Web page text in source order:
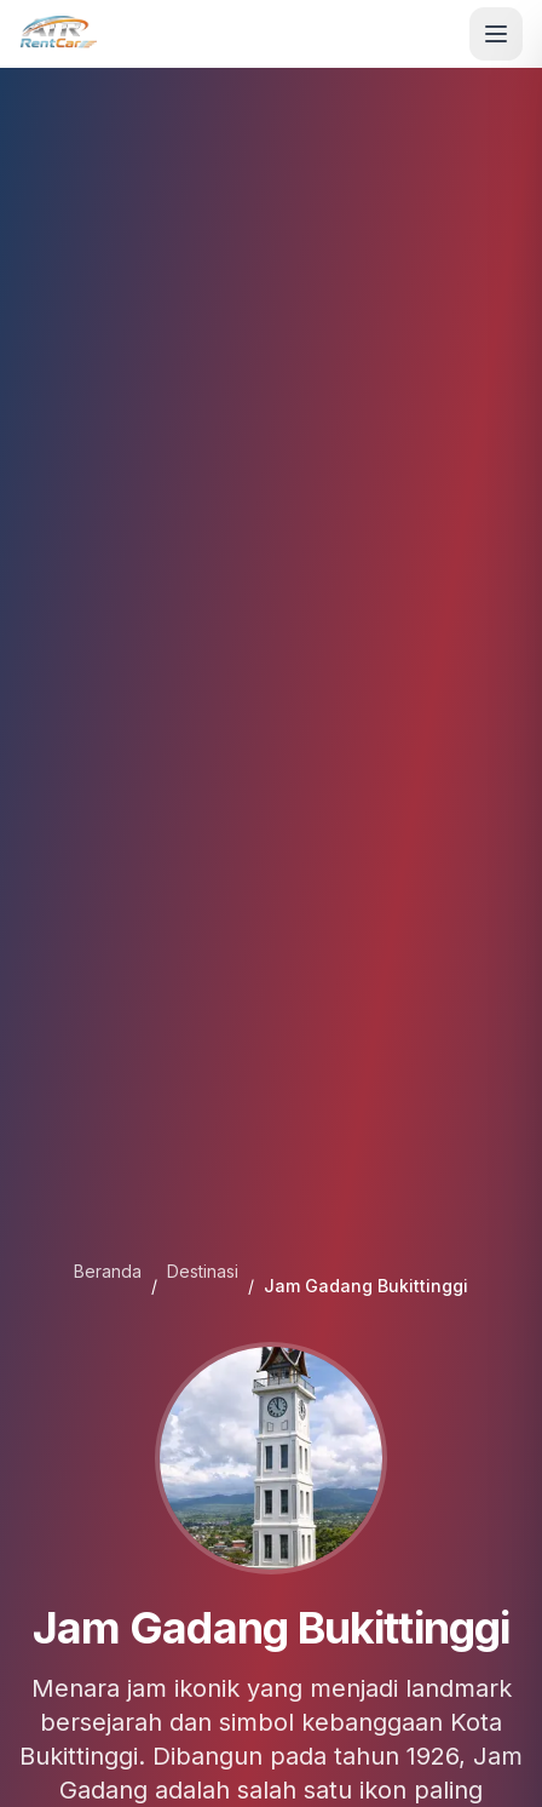
Beranda
/
Destinasi
/ Jam Gadang Bukittinggi
Jam Gadang Bukittinggi
Menara jam ikonik yang menjadi landmark
bersejarah dan simbol kebanggaan Kota
Bukittinggi. Dibangun pada tahun 1926, Jam
Gadang adalah salah satu ikon paling